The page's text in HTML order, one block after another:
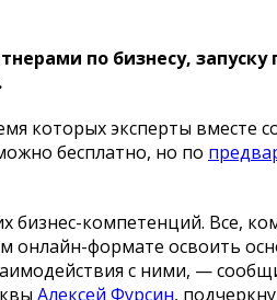
по бизнесу,
которых эксперты вместе
бесплатно, но по
бизнес-компетенций. Все,
онлайн-формате освоить
с ними, —
Алексей Фурсин,